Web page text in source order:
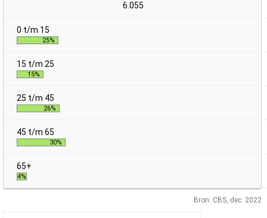
6.055
25%
15%
26%
30%
4%
Bron: CBS, dec. 2022